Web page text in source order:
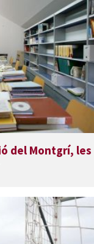
del Montgrí, les